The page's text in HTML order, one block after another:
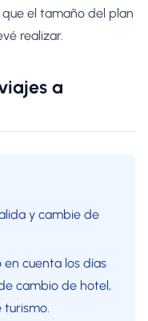
el tamaño del plan
realizar.
a
y cambie de
cuenta los días
cambio de hotel,
turismo.